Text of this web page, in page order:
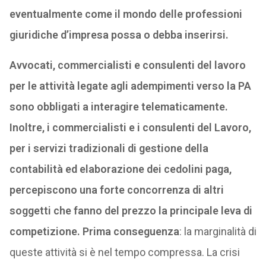
eventualmente come il mondo delle professioni
giuridiche d’impresa possa o debba inserirsi.
Avvocati, commercialisti e consulenti del lavoro
per le attività legate agli adempimenti verso la PA
sono obbligati a interagire telematicamente.
Inoltre, i commercialisti e i consulenti del Lavoro,
per i servizi tradizionali di gestione della
contabilità ed elaborazione dei cedolini paga,
percepiscono una forte concorrenza di altri
soggetti che fanno del prezzo la principale leva di
competizione. Prima conseguenza: la marginalità di
queste attività si è nel tempo compressa. La crisi